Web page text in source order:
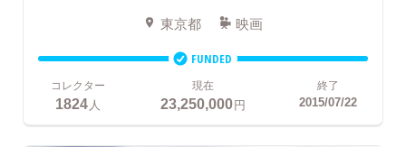
東京都 映画
FUNDED
コレクター
1824人
現在
23,250,000円
終了
2015/07/22